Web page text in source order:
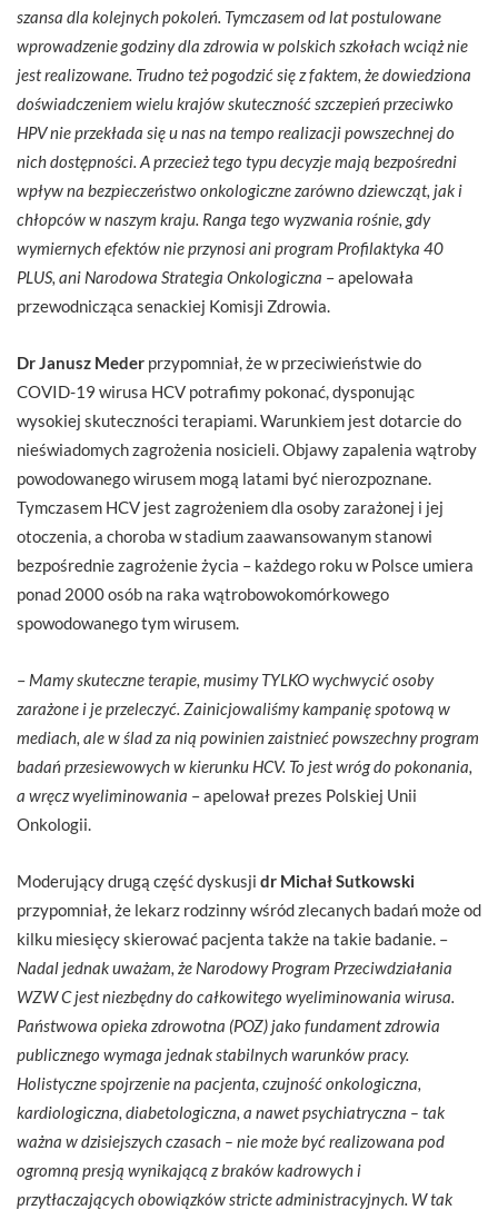
szansa dla kolejnych pokoleń. Tymczasem od lat postulowane
wprowadzenie godziny dla zdrowia w polskich szkołach wciąż nie
jest realizowane. Trudno też pogodzić się z faktem, że dowiedziona
doświadczeniem wielu krajów skuteczność szczepień przeciwko
HPV nie przekłada się u nas na tempo realizacji powszechnej do
nich dostępności. A przecież tego typu decyzje mają bezpośredni
wpływ na bezpieczeństwo onkologiczne zarówno dziewcząt, jak i
chłopców w naszym kraju. Ranga tego wyzwania rośnie, gdy
wymiernych efektów nie przynosi ani program Profilaktyka 40
PLUS, ani Narodowa Strategia Onkologiczna – apelowała
przewodnicząca senackiej Komisji Zdrowia.
Dr Janusz Meder przypomniał, że w przeciwieństwie do
COVID-19 wirusa HCV potrafimy pokonać, dysponując
wysokiej skuteczności terapiami. Warunkiem jest dotarcie do
nieświadomych zagrożenia nosicieli. Objawy zapalenia wątroby
powodowanego wirusem mogą latami być nierozpoznane.
Tymczasem HCV jest zagrożeniem dla osoby zarażonej i jej
otoczenia, a choroba w stadium zaawansowanym stanowi
bezpośrednie zagrożenie życia – każdego roku w Polsce umiera
ponad 2000 osób na raka wątrobowokomórkowego
spowodowanego tym wirusem.
– Mamy skuteczne terapie, musimy TYLKO wychwycić osoby
zarażone i je przeleczyć. Zainicjowaliśmy kampanię spotową w
mediach, ale w ślad za nią powinien zaistnieć powszechny program
badań przesiewowych w kierunku HCV. To jest wróg do pokonania,
a wręcz wyeliminowania – apelował prezes Polskiej Unii
Onkologii.
Moderujący drugą część dyskusji dr Michał Sutkowski
przypomniał, że lekarz rodzinny wśród zlecanych badań może od
kilku miesięcy skierować pacjenta także na takie badanie. –
Nadal jednak uważam, że Narodowy Program Przeciwdziałania
WZW C jest niezbędny do całkowitego wyeliminowania wirusa.
Państwowa opieka zdrowotna (POZ) jako fundament zdrowia
publicznego wymaga jednak stabilnych warunków pracy.
Holistyczne spojrzenie na pacjenta, czujność onkologiczna,
kardiologiczna, diabetologiczna, a nawet psychiatryczna – tak
ważna w dzisiejszych czasach – nie może być realizowana pod
ogromną presją wynikającą z braków kadrowych i
przytłaczających obowiązków stricte administracyjnych. W tak